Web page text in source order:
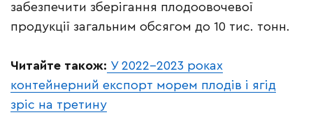
забезпечити зберігання плодоовочевої
продукції загальним обсягом до 10 тис. тонн.
Читайте також: У 2022-2023 роках
контейнерний експорт морем плодів і ягід
зріс на третину